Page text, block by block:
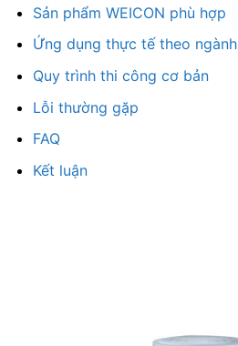
Sản phẩm WEICON phù hợp
Ứng dụng thực tế theo ngành
Quy trình thi công cơ bản
Lỗi thường gặp
FAQ
Kết luận